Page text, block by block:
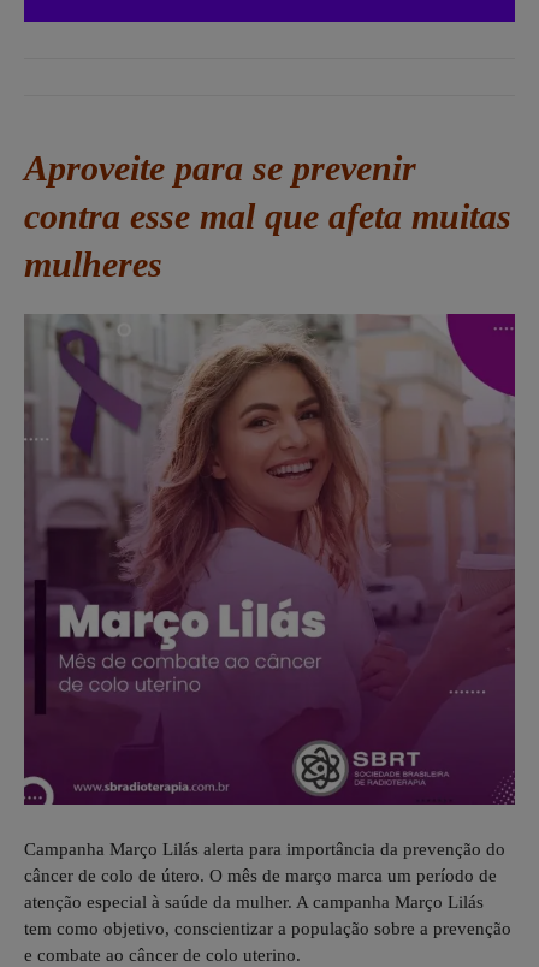
Aproveite para se prevenir
contra esse mal que afeta muitas
mulheres
Campanha Março Lilás alerta para importância da prevenção do
câncer de colo de útero. O mês de março marca um período de
atenção especial à saúde da mulher. A campanha Março Lilás
tem como objetivo, conscientizar a população sobre a prevenção
e combate ao câncer de colo uterino.